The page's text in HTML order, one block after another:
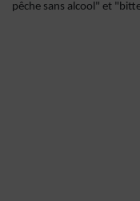
pêche sans alcool" et